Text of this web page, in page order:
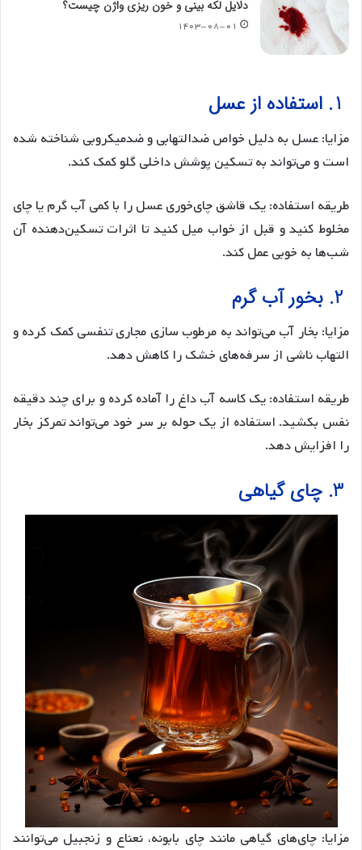
دلایل لکه بینی و خون ریزی واژن چیست؟
۱۴۰۳-۰۸-۰۱
مزایا: عسل به دلیل خواص ضدالتهابی و ضدمیکروبی شناخته شده
است و می‌تواند به تسکین پوشش داخلی گلو کمک کند.
طریقه استفاده: یک قاشق چای‌خوری عسل را با کمی آب گرم یا چای
مخلوط کنید و قبل از خواب میل کنید تا اثرات تسکین‌دهنده آن
شب‌ها به خوبی عمل کند.
مزایا: بخار آب می‌تواند به مرطوب سازی مجاری تنفسی کمک کرده و
التهاب ناشی از سرفه‌های خشک را کاهش دهد.
طریقه استفاده: یک کاسه آب داغ را آماده کرده و برای چند دقیقه
نفس بکشید. استفاده از یک حوله بر سر خود می‌تواند تمرکز بخار
را افزایش دهد.
مزایا: چای‌های گیاهی مانند چای بابونه، نعناع و زنجبیل می‌توانند